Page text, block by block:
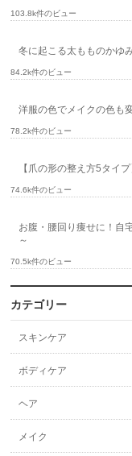
103.8k件のビュー
冬に起こる太もものかゆ
84.2k件のビュー
洋服の色でメイクの色も
78.2k件のビュー
【爪の形の整え方5タイ
74.6k件のビュー
お腹・腰回り痩せに！自
～
70.5k件のビュー
カテゴリー
スキンケア
ボディケア
ヘア
メイク